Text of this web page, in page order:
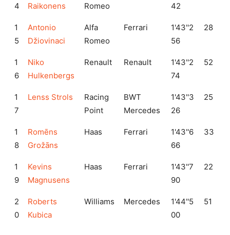
4
Raikonens
Romeo
42
1
5
Antonio
Džiovinaci
Alfa
Romeo
Ferrari
1'43''2
56
28
1
6
Niko
Hulkenbergs
Renault Renault
1'43''2
74
52
1
7
Lenss Strols
Racing
Point
BWT
Mercedes
1'43''3
26
25
1
8
Romēns
Grožāns
Haas Ferrari
1'43''6
66
33
1
9
Kevins
Magnusens
Haas Ferrari
1'43''7
90
22
2
0
Roberts
Kubica
Williams Mercedes
1'44''5
00
51